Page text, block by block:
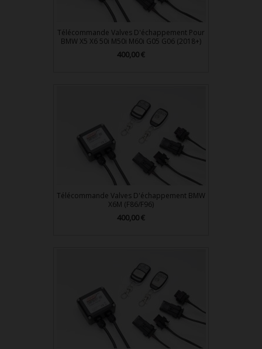
Télécommande Valves D'échappement Pour
BMW X5 X6 50i M50i M60i G05 G06 (2018+)
Prix
400,00 €
Télécommande Valves D'échappement BMW
X6M (F86/F96)
Prix
400,00 €